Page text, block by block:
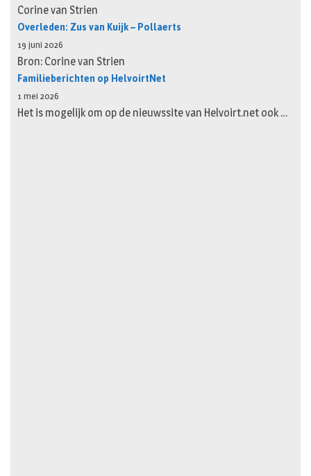
Corine van Strien
Overleden: Zus van Kuijk – Pollaerts
19 juni 2026
Bron: Corine van Strien
Familieberichten op HelvoirtNet
1 mei 2026
Het is mogelijk om op de nieuwssite van Helvoirt.net ook …